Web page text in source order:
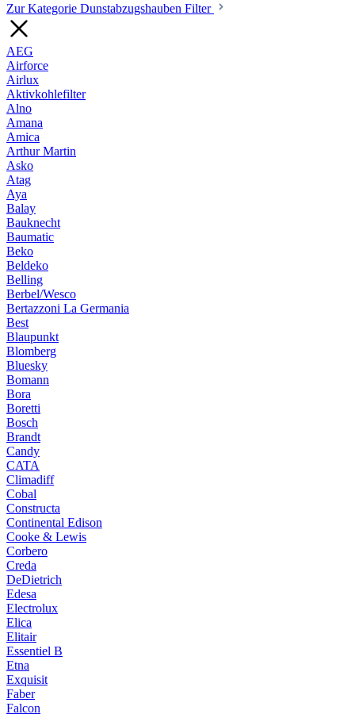
Zur Kategorie Dunstabzugshauben Filter
AEG
Airforce
Airlux
Aktivkohlefilter
Alno
Amana
Amica
Arthur Martin
Asko
Atag
Aya
Balay
Bauknecht
Baumatic
Beko
Beldeko
Belling
Berbel/Wesco
Bertazzoni La Germania
Best
Blaupunkt
Blomberg
Bluesky
Bomann
Bora
Boretti
Bosch
Brandt
Candy
CATA
Climadiff
Cobal
Constructa
Continental Edison
Cooke & Lewis
Corbero
Creda
DeDietrich
Edesa
Electrolux
Elica
Elitair
Essentiel B
Etna
Exquisit
Faber
Falcon